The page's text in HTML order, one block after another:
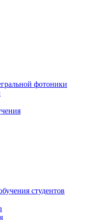
фотоники
студентов